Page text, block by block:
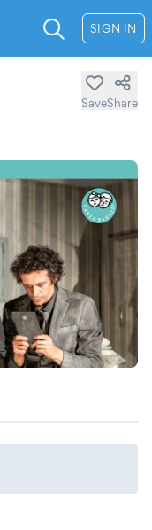
SIGN IN
SaveShare